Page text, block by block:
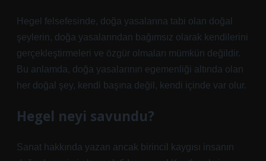
Hegel felsefesinde, doğa yasalarına tabi olan doğal
şeylerin, doğa yasalarından bağımsız olarak kendilerini
gerçekleştirmeleri ve özgür olmaları mümkün değildir.
Bu anlamda, doğa yasalarının egemenliği altında olan
her doğal şey, kendi başına değil, kendi içinde var olur.
Hegel neyi savundu?
Sanat hakkında yazan ancak birincil kaygısı insanın